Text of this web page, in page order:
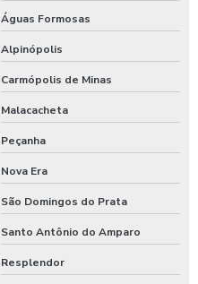
Águas Formosas
Alpinópolis
Carmópolis de Minas
Malacacheta
Peçanha
Nova Era
São Domingos do Prata
Santo Antônio do Amparo
Resplendor